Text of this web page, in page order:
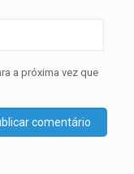
a próxima vez que